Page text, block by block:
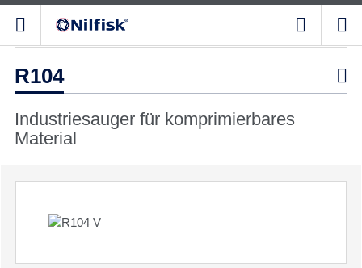
R104 
Industriesauger für komprimierbares
Material